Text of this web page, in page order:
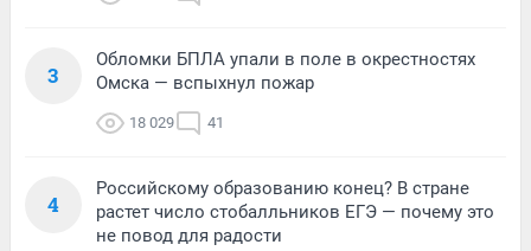
3
Обломки БПЛА упали в поле в окрестностях
Омска — вспыхнул пожар
18 029 41
4
Российскому образованию конец? В стране
растет число стобалльников ЕГЭ — почему это
не повод для радости